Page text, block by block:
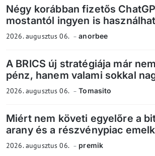
Négy korábban fizetős
mostantól ingyen is
2026. augusztus 06. anorbee
A BRICS új stratégiája már
pénz, hanem valami sokkal
2026. augusztus 06. Tomasito
Miért nem követi egyelőre a
arany és a részvénypiac
2026. augusztus 06. premik